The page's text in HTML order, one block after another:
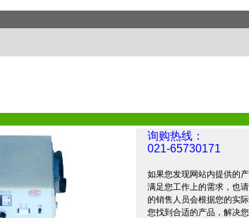
询购热线：
021-65730171
如果您发现网站内提供的
满足您工作上的需求，也
的销售人员会根据您的实
您找到合适的产品，解决